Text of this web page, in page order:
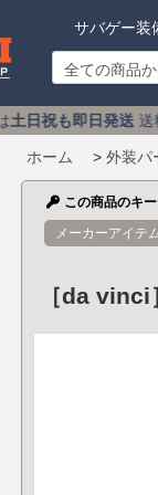
サバゲー装
送料590円 (1万
ホーム > 外装パ
この商品のキ
メーカーアイテ
［da